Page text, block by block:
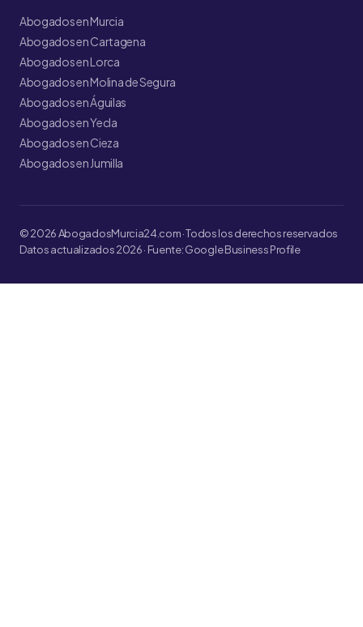
Abogados en Murcia
Abogados en Cartagena
Abogados en Lorca
Abogados en Molina de Segura
Abogados en Águilas
Abogados en Yecla
Abogados en Cieza
Abogados en Jumilla
© 2026 AbogadosMurcia24.com · Todos los derechos reservados
Datos actualizados 2026 · Fuente: Google Business Profile